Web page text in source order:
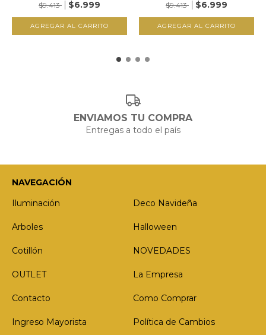
$9.413
$6.999
$9.413
$6.999
ENVIAMOS TU COMPRA
Entregas a todo el país
NAVEGACIÓN
Iluminación
Deco Navideña
Arboles Halloween
Cotillón NOVEDADES
OUTLET La Empresa
Contacto Como Comprar
Ingreso Mayorista Política de Cambios